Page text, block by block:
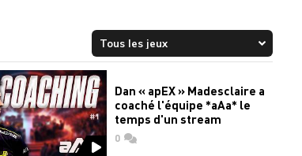
Dan « apEX » Madesclaire a
coaché l'équipe *aAa* le
temps d'un stream
0commentaires